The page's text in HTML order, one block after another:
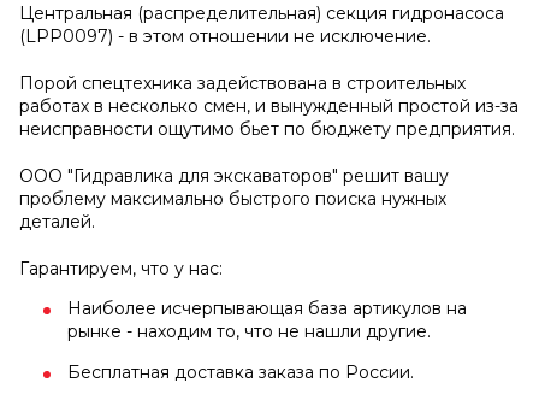
Центральная (распределительная) секция гидронасоса
(LPP0097) - в этом отношении не исключение.
Порой спецтехника задействована в строительных
работах в несколько смен, и вынужденный простой из-за
неисправности ощутимо бьет по бюджету предприятия.
ООО "Гидравлика для экскаваторов" решит вашу
проблему максимально быстрого поиска нужных
деталей.
Гарантируем, что у нас:
Наиболее исчерпывающая база артикулов на
рынке - находим то, что не нашли другие.
Бесплатная доставка заказа по России.